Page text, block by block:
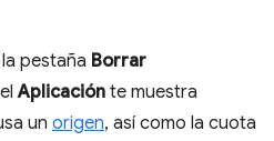
pestaña Borrar
Aplicación te muestra
un origen, así como la cuota